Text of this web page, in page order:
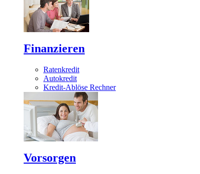
Finanzieren
Ratenkredit
Autokredit
Kredit-Ablöse Rechner
Vorsorgen